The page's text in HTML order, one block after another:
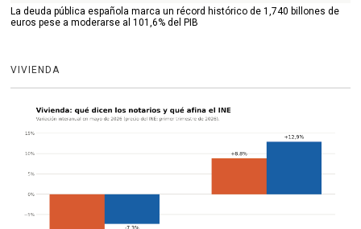
La deuda pública española marca un récord histórico de 1,740 billones de
euros pese a moderarse al 101,6% del PIB
VIVIENDA